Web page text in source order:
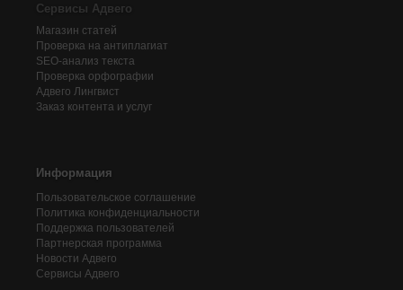
Сервисы Адвего
Магазин статей
Проверка на антиплагиат
SEO-анализ текста
Проверка орфографии
Адвего Лингвист
Заказ контента и услуг
Информация
Пользовательское соглашение
Политика конфиденциальности
Поддержка пользователей
Партнерская программа
Новости Адвего
Сервисы Адвего